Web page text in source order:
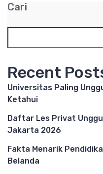
Cari
Recent
Universitas Paling
Ketahui
Daftar Les Privat
Jakarta 2026
Fakta Menarik
Belanda